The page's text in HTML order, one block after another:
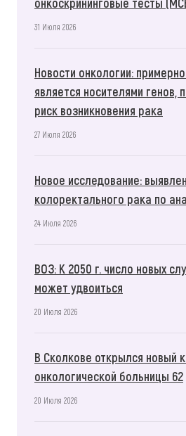
31 Июля 2026
Новости онкологии:
является носителями
риск возникновения рака
27 Июля 2026
Новое исследование:
колоректального рака по
24 Июля 2026
ВОЗ: К 2050 г. число новых
может удвоиться
20 Июля 2026
В Сколкове открылся новый
онкологической больницы 62
20 Июля 2026